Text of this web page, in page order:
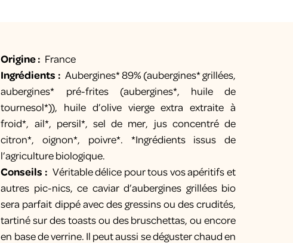
Origine : France
Ingrédients : Aubergines* 89% (aubergines* grillées,
aubergines* pré-frites (aubergines*, huile de
tournesol*)), huile d’olive vierge extra extraite à
froid*, ail*, persil*, sel de mer, jus concentré de
citron*, oignon*, poivre*. *Ingrédients issus de
l’agriculture biologique.
Conseils : Véritable délice pour tous vos apéritifs et
autres pic-nics, ce caviar d’aubergines grillées bio
sera parfait dippé avec des gressins ou des crudités,
tartiné sur des toasts ou des bruschettas, ou encore
en base de verrine. Il peut aussi se déguster chaud en